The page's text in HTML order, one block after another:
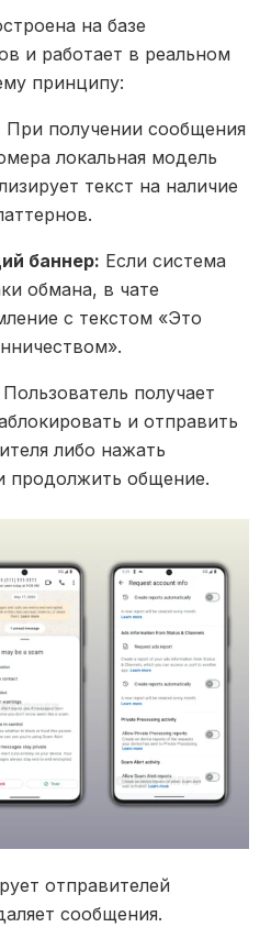
на базе
и работает в реальном
принципу:
При получении сообщения
локальная модель
текст на наличие
баннер: Если система
обмана, в чате
с текстом «Это
Пользователь получает
и отправить
либо нажать
продолжить общение.
отправителей
сообщения.